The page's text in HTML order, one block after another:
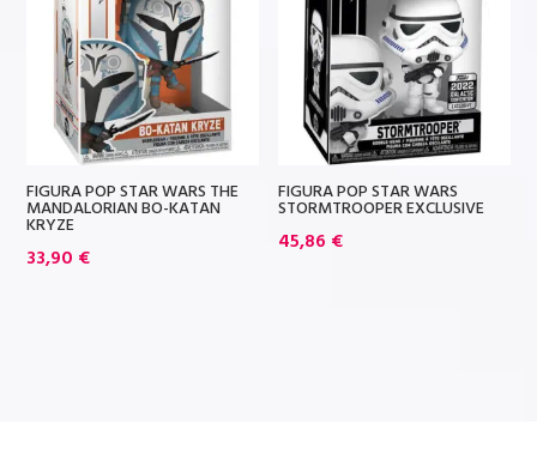
FIGURA POP STAR WARS THE
MANDALORIAN BO-KATAN
KRYZE
33,90 €
FIGURA POP STAR WARS
STORMTROOPER EXCLUSIVE
45,86 €